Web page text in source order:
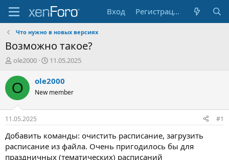
Вход Регистрация
Что нужно в новых версияx
Возможно такое?
А
т
о
т
е
м
ы
ole2000
Д
т
н
а
л
11.05.2025
O ole2000
New member
11.05.2025 #1
Добавить команды: очистить расписание, загрузить
расписание из файла. Очень пригодилось бы для
праздничных (тематических) расписаний